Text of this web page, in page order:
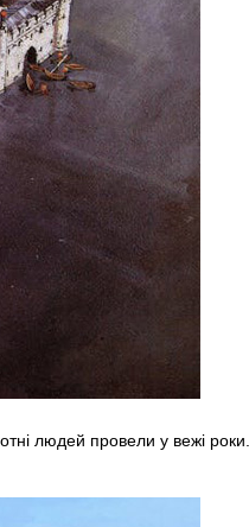
людей провели у вежі